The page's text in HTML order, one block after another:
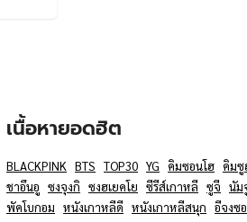
เนื้อหายอดฮิต
BLACKPINK BTS TOP30 YG คิมซอนโฮ คิม
ชาอึนอู ซงจุงกิ ซงฮเยคโย ซีรีส์เกาหลี ซูจี นัม
พัคโบกอม หนังเกาหลีดี หนังเกาหลีสนุก อีจงซ